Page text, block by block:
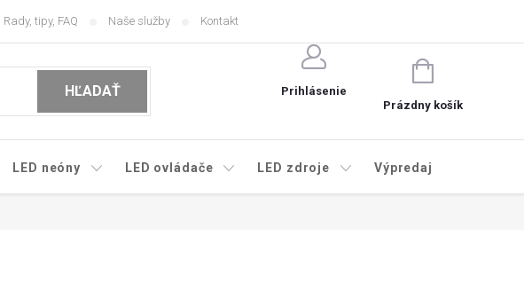
Rady, tipy, FAQ Naše služby Kontakt
HĽADAŤ Prihlásenie
NÁKUPNÝ
KOŠÍK
Prázdny košík
LED neóny LED ovládače LED zdroje Výpredaj